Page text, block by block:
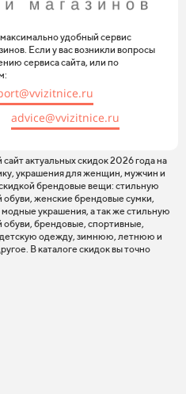
удобный сервис
Если у вас возникли вопросы
сервиса сайта, или по
advice@vvizitnice.ru
актуальных скидок 2026 года на
украшения для женщин, мужчин и
брендовые вещи: стильную
женские брендовые сумки,
украшения, а так же стильную
брендовые, спортивные,
одежду, зимнюю, летнюю и
В каталоге скидок вы точно